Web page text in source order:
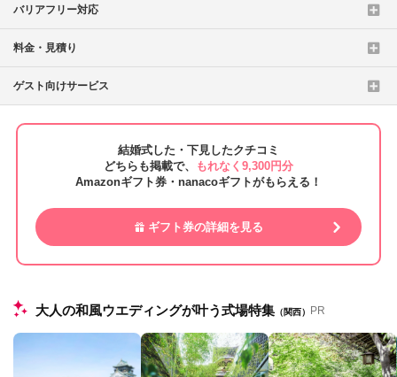
バリアフリー対応
料金・見積り
ゲスト向けサービス
結婚式した・下見したクチコミ
どちらも掲載で、
もれなく9,300円分
Amazonギフト券・nanacoギフトがもらえる！
ギフト券の詳細を見る
大人の和風ウエディングが叶う式場特集 （関西） PR